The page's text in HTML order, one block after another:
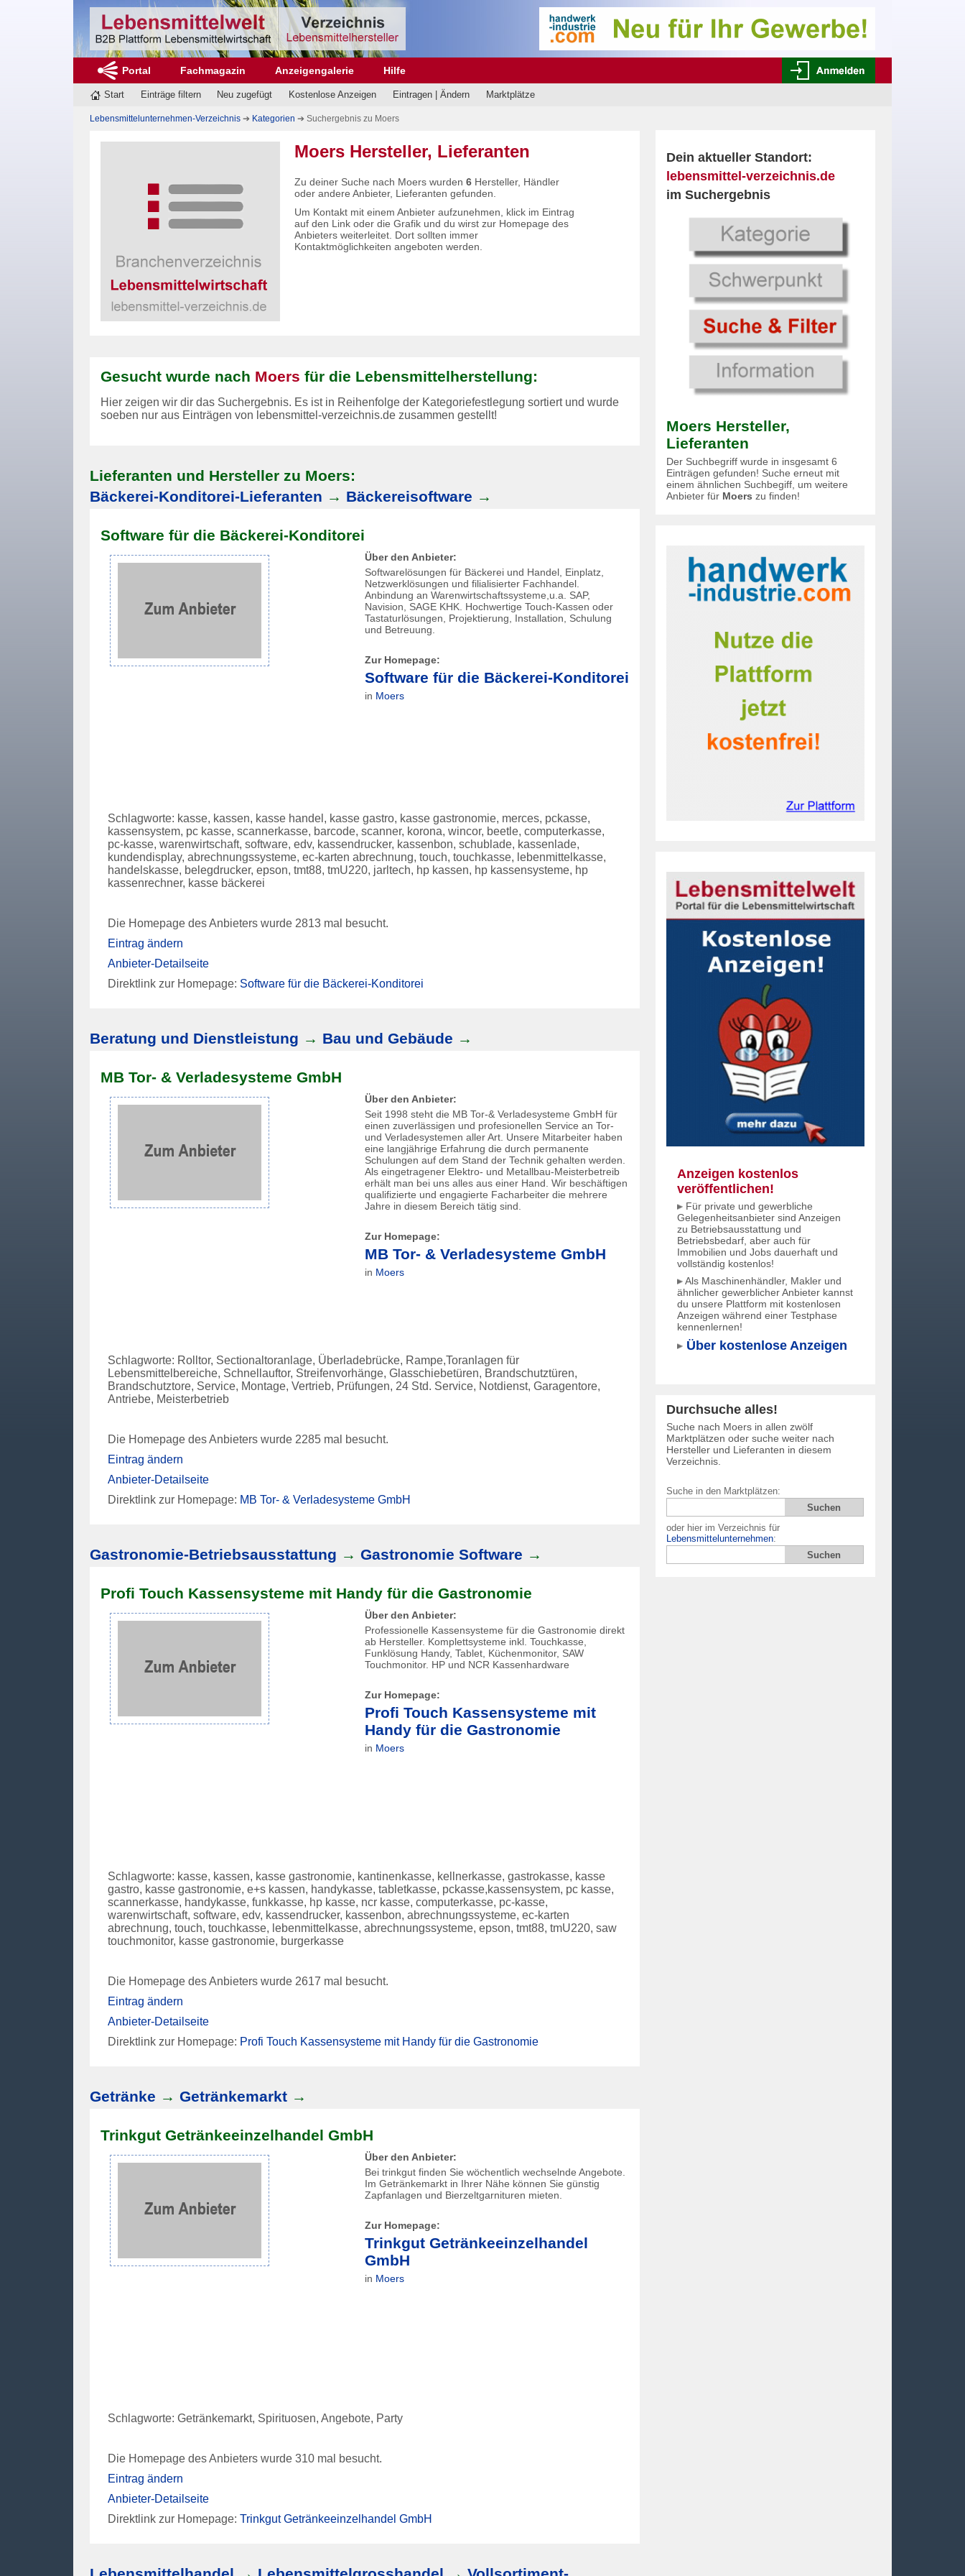
Portal Fachmagazin Anzeigengalerie Hilfe
Start Einträge filtern Neu zugefügt Kostenlose Anzeigen Eintragen | Ändern Marktplätze
Dein aktueller Standort:
lebensmittel-verzeichnis.de
im Suchergebnis
Moers Hersteller,
Lieferanten
Der Suchbegriff wurde in insgesamt 6
Einträgen gefunden! Suche erneut mit
einem ähnlichen Suchbegiff, um weitere
Anbieter für Moers zu finden!
Anzeigen kostenlos
veröffentlichen!
Für private und gewerbliche
Gelegenheitsanbieter sind Anzeigen
zu Betriebsausstattung und
Betriebsbedarf, aber auch für
Immobilien und Jobs dauerhaft und
vollständig kostenlos!
Als Maschinenhändler, Makler und
ähnlicher gewerblicher Anbieter kannst
du unsere Plattform mit kostenlosen
Anzeigen während einer Testphase
kennenlernen!
Über kostenlose Anzeigen
Durchsuche alles!
Suche nach Moers in allen zwölf
Marktplätzen oder suche weiter nach
Hersteller und Lieferanten in diesem
Verzeichnis.
Suche in den Marktplätzen:
oder hier im Verzeichnis für
Lebensmittelunternehmen:
Lebensmittelunternehmen-Verzeichnis➔ Kategorien ➔ Suchergebnis zu Moers
Moers Hersteller, Lieferanten
Zu deiner Suche nach Moers wurden 6Hersteller, Händler
oder andere Anbieter, Lieferanten gefunden.
Um Kontakt mit einem Anbieter aufzunehmen, klick im Eintrag
auf den Link oder die Grafik und du wirst zur Homepage des
Anbieters weiterleitet. Dort sollten immer
Kontaktmöglichkeiten angeboten werden.
Gesucht wurde nach Moers für die Lebensmittelherstellung:
Hier zeigen wir dir das Suchergebnis. Es ist in Reihenfolge der Kategoriefestlegung sortiert und wurde
soeben nur aus Einträgen von lebensmittel-verzeichnis.de zusammen gestellt!
Lieferanten und Hersteller zu Moers:
Bäckerei-Konditorei-Lieferanten → Bäckereisoftware →
Software für die Bäckerei-Konditorei
Über den Anbieter:
Softwarelösungen für Bäckerei und Handel, Einplatz,
Netzwerklösungen und filialisierter Fachhandel.
Anbindung an Warenwirtschaftssysteme,u.a. SAP,
Navision, SAGE KHK. Hochwertige Touch-Kassen oder
Tastaturlösungen, Projektierung, Installation, Schulung
und Betreuung.
Zur Homepage:
Software für die Bäckerei-Konditorei
in Moers
Schlagworte: kasse, kassen, kasse handel, kasse gastro, kasse gastronomie, merces, pckasse,
kassensystem, pc kasse, scannerkasse, barcode, scanner, korona, wincor, beetle, computerkasse,
pc-kasse, warenwirtschaft, software, edv, kassendrucker, kassenbon, schublade, kassenlade,
kundendisplay, abrechnungssysteme, ec-karten abrechnung, touch, touchkasse, lebenmittelkasse,
handelskasse, belegdrucker, epson, tmt88, tmU220, jarltech, hp kassen, hp kassensysteme, hp
kassenrechner, kasse bäckerei
Die Homepage des Anbieters wurde 2813 mal besucht.
Eintrag ändern
Anbieter-Detailseite
Direktlink zur Homepage: Software für die Bäckerei-Konditorei
Beratung und Dienstleistung → Bau und Gebäude →
MB Tor- & Verladesysteme GmbH
Über den Anbieter:
Seit 1998 steht die MB Tor-& Verladesysteme GmbH für
einen zuverlässigen und profesionellen Service an Tor-
und Verladesystemen aller Art. Unsere Mitarbeiter haben
eine langjährige Erfahrung die durch permanente
Schulungen auf dem Stand der Technik gehalten werden.
Als eingetragener Elektro- und Metallbau-Meisterbetreib
erhält man bei uns alles aus einer Hand. Wir beschäftigen
qualifizierte und engagierte Facharbeiter die mehrere
Jahre in diesem Bereich tätig sind.
Zur Homepage:
MB Tor- & Verladesysteme GmbH
in Moers
Schlagworte: Rolltor, Sectionaltoranlage, Überladebrücke, Rampe,Toranlagen für
Lebensmittelbereiche, Schnellauftor, Streifenvorhänge, Glasschiebetüren, Brandschutztüren,
Brandschutztore, Service, Montage, Vertrieb, Prüfungen, 24 Std. Service, Notdienst, Garagentore,
Antriebe, Meisterbetrieb
Die Homepage des Anbieters wurde 2285 mal besucht.
Eintrag ändern
Anbieter-Detailseite
Direktlink zur Homepage: MB Tor- & Verladesysteme GmbH
Gastronomie-Betriebsausstattung → Gastronomie Software →
Profi Touch Kassensysteme mit Handy für die Gastronomie
Über den Anbieter:
Professionelle Kassensysteme für die Gastronomie direkt
ab Hersteller. Komplettsysteme inkl. Touchkasse,
Funklösung Handy, Tablet, Küchenmonitor, SAW
Touchmonitor. HP und NCR Kassenhardware
Zur Homepage:
Profi Touch Kassensysteme mit
Handy für die Gastronomie
in Moers
Schlagworte: kasse, kassen, kasse gastronomie, kantinenkasse, kellnerkasse, gastrokasse, kasse
gastro, kasse gastronomie, e+s kassen, handykasse, tabletkasse, pckasse,kassensystem, pc kasse,
scannerkasse, handykasse, funkkasse, hp kasse, ncr kasse, computerkasse, pc-kasse,
warenwirtschaft, software, edv, kassendrucker, kassenbon, abrechnungssysteme, ec-karten
abrechnung, touch, touchkasse, lebenmittelkasse, abrechnungssysteme, epson, tmt88, tmU220, saw
touchmonitor, kasse gastronomie, burgerkasse
Die Homepage des Anbieters wurde 2617 mal besucht.
Eintrag ändern
Anbieter-Detailseite
Direktlink zur Homepage: Profi Touch Kassensysteme mit Handy für die Gastronomie
Getränke → Getränkemarkt →
Trinkgut Getränkeeinzelhandel GmbH
Über den Anbieter:
Bei trinkgut finden Sie wöchentlich wechselnde Angebote.
Im Getränkemarkt in Ihrer Nähe können Sie günstig
Zapfanlagen und Bierzeltgarnituren mieten.
Zur Homepage:
Trinkgut Getränkeeinzelhandel
GmbH
in Moers
Schlagworte: Getränkemarkt, Spirituosen, Angebote, Party
Die Homepage des Anbieters wurde 310 mal besucht.
Eintrag ändern
Anbieter-Detailseite
Direktlink zur Homepage: Trinkgut Getränkeeinzelhandel GmbH